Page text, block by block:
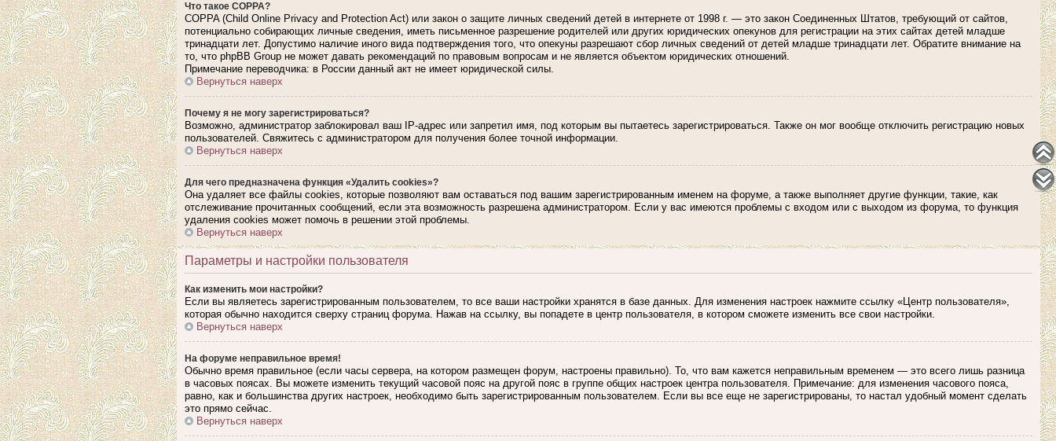
Что такое COPPA?
COPPA (Child Online Privacy and Protection Act) или закон о защите личных сведений детей в интернете от 1998 г. — это закон Соединенных Штатов, требующий от сайтов,
потенциально собирающих личные сведения, иметь письменное разрешение родителей или других юридических опекунов для регистрации на этих сайтах детей младше
тринадцати лет. Допустимо наличие иного вида подтверждения того, что опекуны разрешают сбор личных сведений от детей младше тринадцати лет. Обратите внимание на
то, что phpBB Group не может давать рекомендаций по правовым вопросам и не является объектом юридических отношений.
Примечание переводчика: в России данный акт не имеет юридической силы.
Вернуться наверх
Почему я не могу зарегистрироваться?
Возможно, администратор заблокировал ваш IP-адрес или запретил имя, под которым вы пытаетесь зарегистрироваться. Также он мог вообще отключить регистрацию новых
пользователей. Свяжитесь с администратором для получения более точной информации.
Вернуться наверх
Для чего предназначена функция «Удалить cookies»?
Она удаляет все файлы cookies, которые позволяют вам оставаться под вашим зарегистрированным именем на форуме, а также выполняет другие функции, такие, как
отслеживание прочитанных сообщений, если эта возможность разрешена администратором. Если у вас имеются проблемы с входом или с выходом из форума, то функция
удаления cookies может помочь в решении этой проблемы.
Вернуться наверх
Параметры и настройки пользователя
Как изменить мои настройки?
Если вы являетесь зарегистрированным пользователем, то все ваши настройки хранятся в базе данных. Для изменения настроек нажмите ссылку «Центр пользователя»,
которая обычно находится сверху страниц форума. Нажав на ссылку, вы попадете в центр пользователя, в котором сможете изменить все свои настройки.
Вернуться наверх
На форуме неправильное время!
Обычно время правильное (если часы сервера, на котором размещен форум, настроены правильно). То, что вам кажется неправильным временем — это всего лишь разница
в часовых поясах. Вы можете изменить текущий часовой пояс на другой пояс в группе общих настроек центра пользователя. Примечание: для изменения часового пояса,
равно, как и большинства других настроек, необходимо быть зарегистрированным пользователем. Если вы все еще не зарегистрированы, то настал удобный момент сделать
это прямо сейчас.
Вернуться наверх